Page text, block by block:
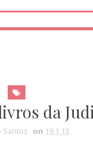
da
Santos on 19.1.13